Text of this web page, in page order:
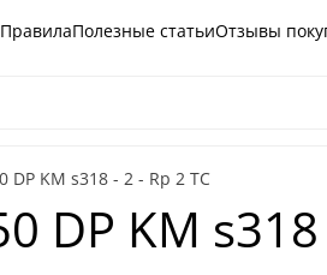
ПравилаПолезные статьиОтзывы
DP KM s318 - 2 - Rp 2 TC
DP KM